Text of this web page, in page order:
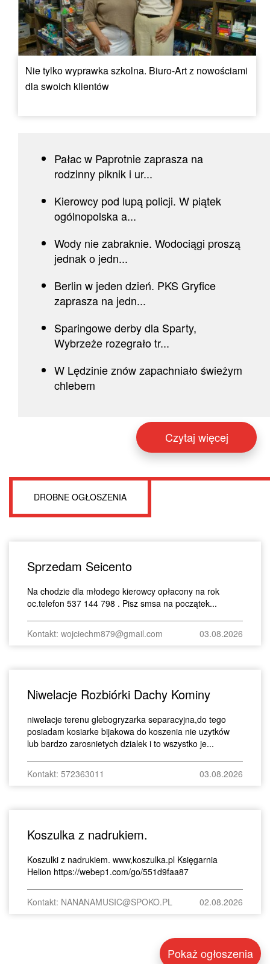
Nie tylko wyprawka szkolna. Biuro-Art z nowościami
dla swoich klientów
Pałac w Paprotnie zaprasza na
rodzinny piknik i ur...
Kierowcy pod lupą policji. W piątek
ogólnopolska a...
Wody nie zabraknie. Wodociągi proszą
jednak o jedn...
Berlin w jeden dzień. PKS Gryfice
zaprasza na jedn...
Sparingowe derby dla Sparty,
Wybrzeże rozegrało tr...
W Lędzinie znów zapachniało świeżym
chlebem
Czytaj więcej
DROBNE OGŁOSZENIA
Sprzedam Seicento
Na chodzie dla młodego kierowcy opłacony na rok
oc.telefon 537 144 798 . Pisz smsa na początek...
Kontakt: wojciechm879@gmail.com 03.08.2026
Niwelacje Rozbiórki Dachy Kominy
niwelacje terenu glebogryzarka separacyjna,do tego
posiadam kosiarke bijakowa do koszenia nie uzytków
lub bardzo zarosnietych dzialek i to wszystko je...
Kontakt: 572363011 03.08.2026
Koszulka z nadrukiem.
Koszulki z nadrukiem. www,koszulka.pl Księgarnia
Helion https://webep1.com/go/551d9faa87
Kontakt: NANANAMUSIC@SPOKO.PL 02.08.2026
Pokaż ogłoszenia